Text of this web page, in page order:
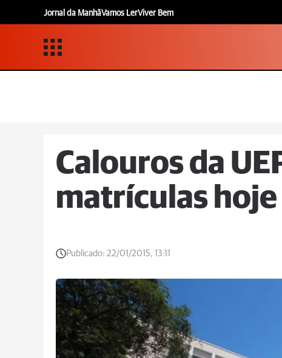
Jornal da ManhãVamos LerViver Bem
Calouros da
matrículas hoje
Publicado: 22/01/2015, 13:11